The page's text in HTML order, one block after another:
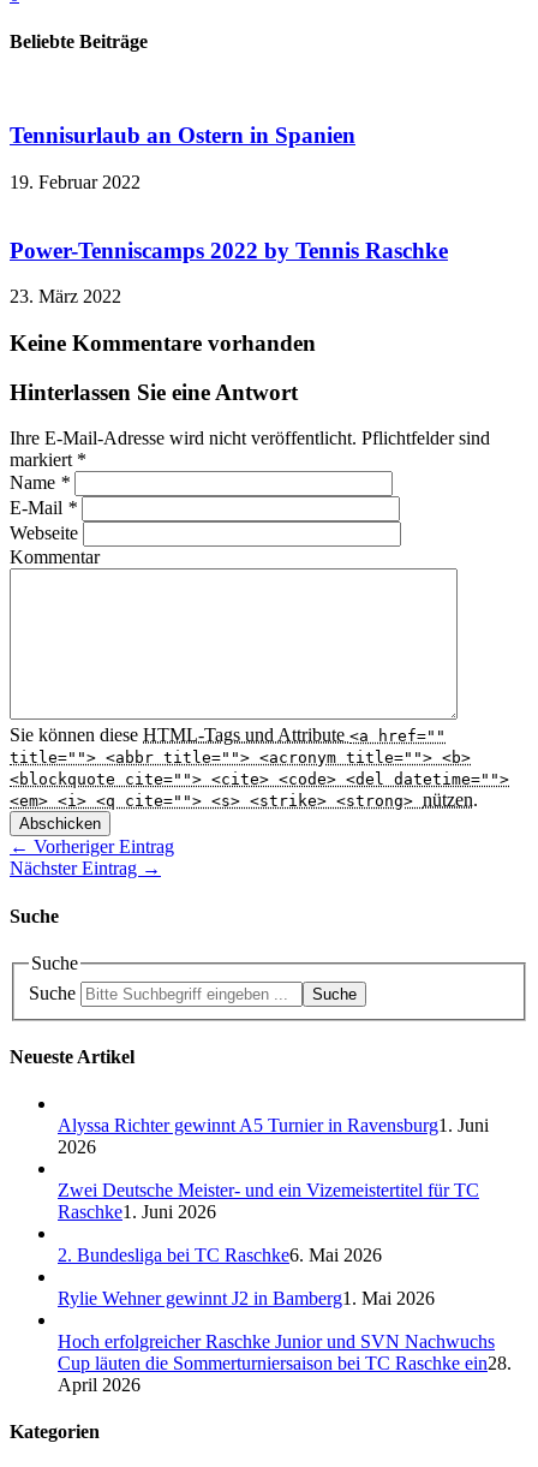
Beliebte Beiträge
Tennisurlaub an Ostern in Spanien
19. Februar 2022
Power-Tenniscamps 2022 by Tennis Raschke
23. März 2022
Keine Kommentare vorhanden
Hinterlassen Sie eine Antwort
Ihre E-Mail-Adresse wird nicht veröffentlicht. Pflichtfelder sind
markiert *
Name *
E-Mail *
Webseite
Kommentar
Sie können diese HTML-Tags und Attribute <a href=""
title=""> <abbr title=""> <acronym title=""> <b>
<blockquote cite=""> <cite> <code> <del datetime="">
<em> <i> <q cite=""> <s> <strike> <strong> nützen.
Abschicken
← Vorheriger Eintrag
Nächster Eintrag →
Suche
Suche
Suche
Suche
Neueste Artikel
Alyssa Richter gewinnt A5 Turnier in Ravensburg1. Juni
2026
Zwei Deutsche Meister- und ein Vizemeistertitel für TC
Raschke1. Juni 2026
2. Bundesliga bei TC Raschke6. Mai 2026
Rylie Wehner gewinnt J2 in Bamberg1. Mai 2026
Hoch erfolgreicher Raschke Junior und SVN Nachwuchs
Cup läuten die Sommerturniersaison bei TC Raschke ein28.
April 2026
Kategorien